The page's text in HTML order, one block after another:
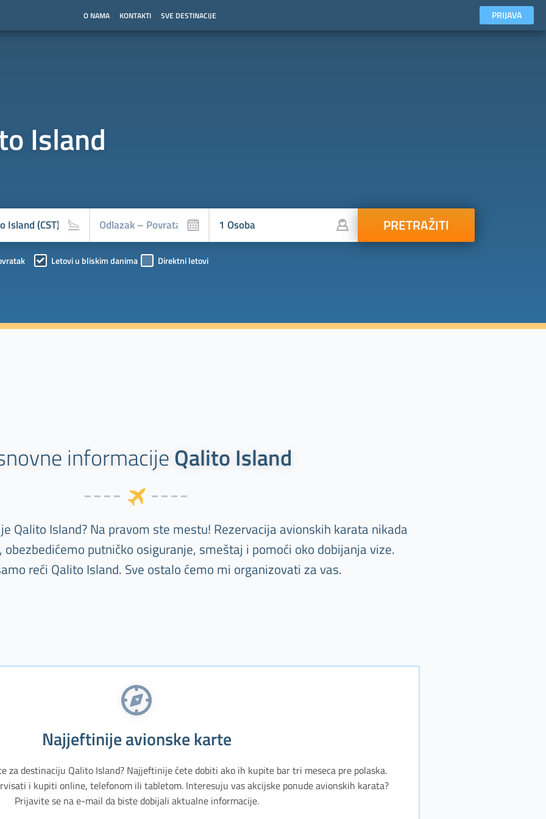
O NAMA KONTAKTI SVE DESTINACIJE PRIJAVA
Island
PRETRAŽITI
Letovi u bliskim danima Direktni letovi
informacijeQalito Island
Qalito Island? Na pravom ste mestu! Rezervacija avionskih karata nikada
putničko osiguranje, smeštaj i pomoći oko dobijanja vize.
reći Qalito Island. Sve ostalo ćemo mi organizovati za vas.
Najjeftinije avionske karte
za destinaciju Qalito Island? Najjeftinije ćete dobiti ako ih kupite bar tri meseca pre polaska.
i kupiti online, telefonom ili tabletom. Interesuju vas akcijske ponude avionskih karata?
Prijavite se na e-mail da biste dobijali aktualne informacije.